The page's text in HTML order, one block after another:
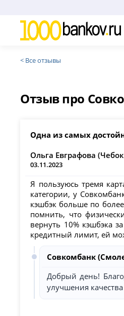
< Все отзывы
Отзыв про
Одна из самых
Ольга Евграфова
03.11.2023
Я пользуюсь тремя
категории, у
кэшбэк больше по
помнить, что
вернуть 10% кэшбэка
кредитный лимит, ей
Совкомбанк
Добрый день!
улучшения